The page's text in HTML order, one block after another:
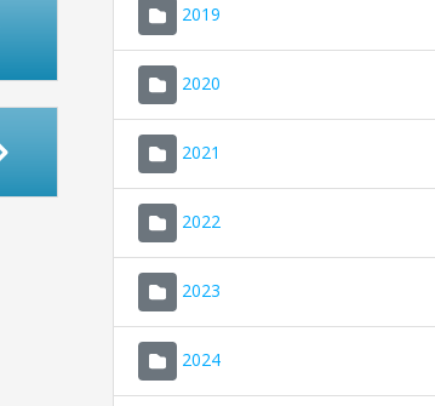
2019
2020
2021
2022
2023
2024